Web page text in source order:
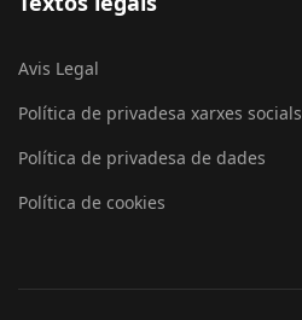
Avis Legal
Política de privadesa xarxes socials
Política de privadesa de dades
Política de cookies